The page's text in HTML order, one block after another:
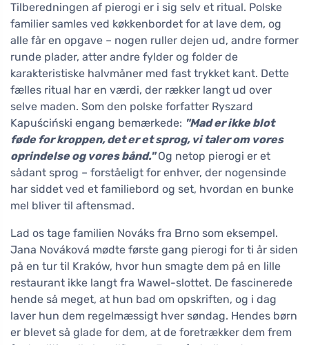
Tilberedningen af pierogi er i sig selv et ritual. Polske
familier samles ved køkkenbordet for at lave dem, og
alle får en opgave – nogen ruller dejen ud, andre former
runde plader, atter andre fylder og folder de
karakteristiske halvmåner med fast trykket kant. Dette
fælles ritual har en værdi, der rækker langt ud over
selve maden. Som den polske forfatter Ryszard
Kapuściński engang bemærkede: "Mad er ikke blot
føde for kroppen, det er et sprog, vi taler om vores
oprindelse og vores bånd."Og netop pierogi er et
sådant sprog – forståeligt for enhver, der nogensinde
har siddet ved et familiebord og set, hvordan en bunke
mel bliver til aftensmad.
Lad os tage familien Nováks fra Brno som eksempel.
Jana Nováková mødte første gang pierogi for ti år siden
på en tur til Kraków, hvor hun smagte dem på en lille
restaurant ikke langt fra Wawel-slottet. De fascinerede
hende så meget, at hun bad om opskriften, og i dag
laver hun dem regelmæssigt hver søndag. Hendes børn
er blevet så glade for dem, at de foretrækker dem frem